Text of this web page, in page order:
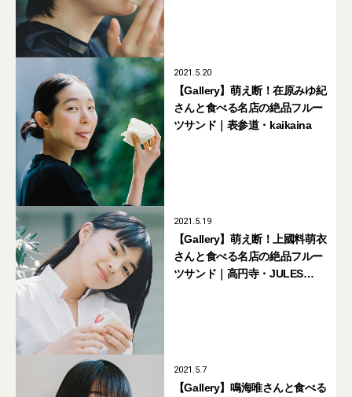
2021.5.20
【Gallery】萌え断！在原みゆ紀
さんと食べる名店の絶品フルー
ツサンド｜表参道・kaikaina
2021.5.19
【Gallery】萌え断！上國料萌衣
さんと食べる名店の絶品フルー
ツサンド｜高円寺・JULES
2021.5.7
【Gallery】鳴海唯さんと食べる